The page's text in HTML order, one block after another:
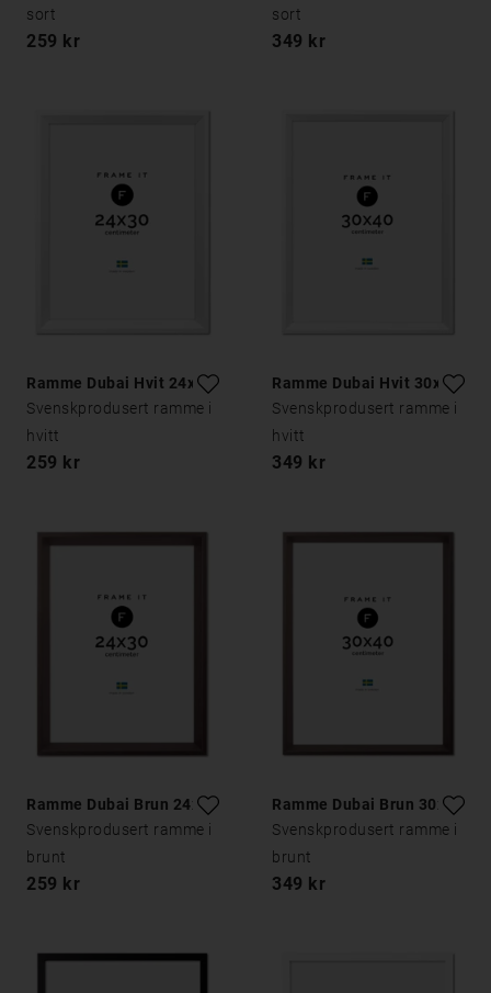
sort
259 kr
sort
349 kr
Ramme Dubai Hvit 24x30
Svenskprodusert ramme i
hvitt
259 kr
Ramme Dubai Hvit 30x40
Svenskprodusert ramme i
hvitt
349 kr
Ramme Dubai Brun 24x30
Svenskprodusert ramme i
brunt
259 kr
Ramme Dubai Brun 30x40
Svenskprodusert ramme i
brunt
349 kr